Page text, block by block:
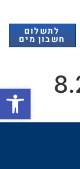
לתשלום
חשבון מים